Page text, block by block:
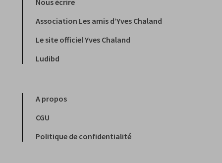
Association Les amis d’Yves Chaland
Le site officiel Yves Chaland
Ludibd
A propos
CGU
Politique de confidentialité